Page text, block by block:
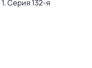
. Серия 132-я